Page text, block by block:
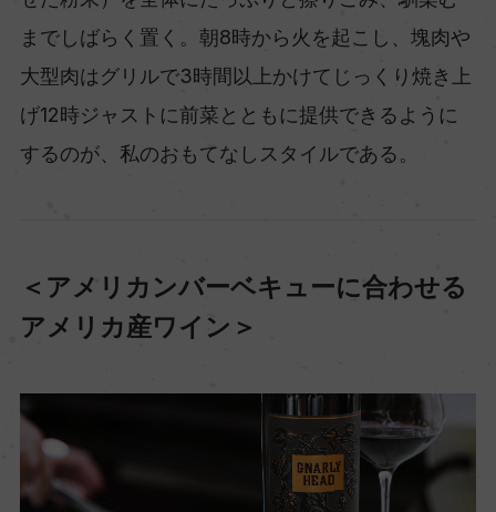
までしばらく置く。朝8時から火を起こし、塊肉や
大型肉はグリルで3時間以上かけてじっくり焼き上
げ12時ジャストに前菜とともに提供できるように
するのが、私のおもてなしスタイルである。
＜アメリカンバーベキューに合わせる
アメリカ産ワイン＞